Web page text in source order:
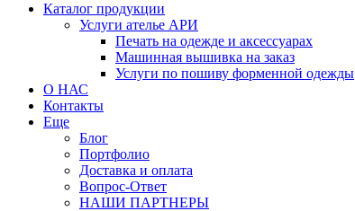
Каталог продукции
Услуги ателье АРИ
Печать на одежде и аксессуарах
Машинная вышивка на заказ
Услуги по пошиву форменной одежды
О НАС
Контакты
Еще
Блог
Портфолио
Доставка и оплата
Вопрос-Ответ
НАШИ ПАРТНЕРЫ